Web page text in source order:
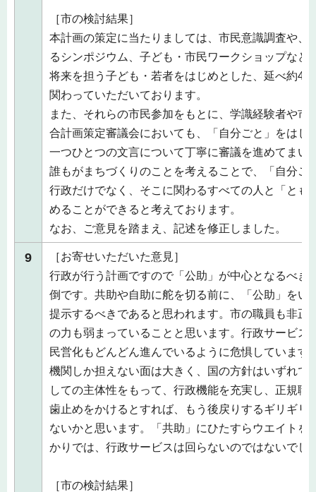
［市の検討結果］
本計画の策定に当たりましては、市民意識調査や、
るシンポジウム、子ども・市民ワークショップなど
将来を担う子ども・若者をはじめとした、延べ約
関わっていただいております。
また、それらの市民参加をもとに、学識経験者や市
合計画策定審議会においても、「自分ごと」をはじ
一つひとつの文言について丁寧に審議を進めてまい
誰もがまちづくりのことを考えることで、「自分ご
行政だけでなく、そこに関わるすべての人と「とも
めることができると考えております。
なお、ご意見を踏まえ、記述を修正しました。
9
［お寄せいただいた意見］
行政が行う計画ですので「公助」が中心となるべき
倒です。共助や自助に舵を切る前に、「公助」をい
提示するべきであると思われます。市の職員も非正
の力も弱まっていることと思います。行政サービス
民営化もどんどん進んでいるように危惧しています
機関しか担えない面は大きく、国の方針はいずれで
しての主体性をもって、行政機能を充実し、正規職
歯止めをかけるとすれば、もう後戻りするギリギリ
ないかと思います。「共助」にひたすらウエイトを
かりでは、行政サービスは回らないのではないでし
［市の検討結果］